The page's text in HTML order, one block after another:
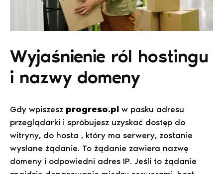
Wyjaśnienie ról hostingu
i nazwy domeny
Gdy wpiszesz progreso.pl w pasku adresu
przeglądarki i spróbujesz uzyskać dostęp do
witryny, do hosta , który ma serwery, zostanie
wysłane żądanie. To żądanie zawiera nazwę
domeny i odpowiedni adres IP. Jeśli to żądanie